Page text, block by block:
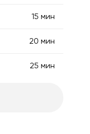
15 мин
20 мин
25 мин